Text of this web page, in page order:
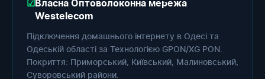
Власна Оптоволоконна мережа
Westelecom
Підключення домашнього інтернету в Одесі та
Одеській області за Технологією GPON/XG PON.
Покриття: Приморський, Київський, Малиновський,
Суворовський райони.